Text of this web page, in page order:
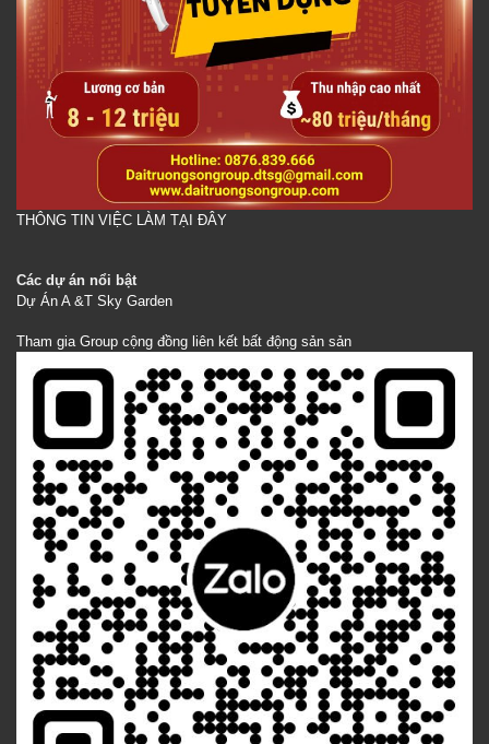
THÔNG TIN VIỆC LÀM TẠI ĐÂY
Các dự án nổi bật
Dự Án A &T Sky Garden
Tham gia Group cộng đồng liên kết bất động sản sản